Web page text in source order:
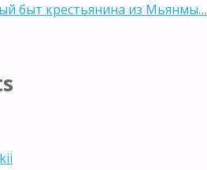
быт крестьянина из Мьянмы…